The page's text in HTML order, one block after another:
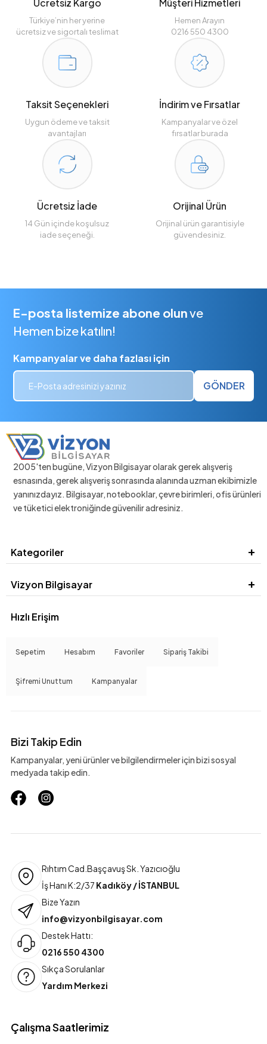
Ücretsiz Kargo
Türkiye’nin her yerine
ücretsiz ve sigortalı teslimat
Müşteri Hizmetleri
Hemen Arayın
0216 550 4300
Taksit Seçenekleri
Uygun ödeme ve taksit
avantajları
İndirim ve Fırsatlar
Kampanyalar ve özel
fırsatlar burada
Ücretsiz İade
14 Gün içinde koşulsuz
iade seçeneği.
Orijinal Ürün
Orijinal ürün garantisiyle
güvendesiniz.
E-posta listemize abone olunve
Hemen bize katılın!
Kampanyalar ve daha fazlası için
GÖNDER
2005'ten bugüne, Vizyon Bilgisayar olarak gerek alışveriş
esnasında, gerek alışveriş sonrasında alanında uzman ekibimizle
yanınızdayız. Bilgisayar, notebooklar, çevre birimleri, ofis ürünleri
ve tüketici elektroniğinde güvenilir adresiniz.
Kategoriler
Vizyon Bilgisayar
Hızlı Erişim
Sepetim Hesabım Favoriler Sipariş Takibi
Şifremi Unuttum Kampanyalar
Bizi Takip Edin
Kampanyalar, yeni ürünler ve bilgilendirmeler için bizi sosyal
medyada takip edin.
Rıhtım Cad.Başçavuş Sk. Yazıcıoğlu
İş Hanı K:2/37 Kadıköy / İSTANBUL
Bize Yazın
info@vizyonbilgisayar.com
Destek Hattı:
0216 550 4300
Sıkça Sorulanlar
Yardım Merkezi
Çalışma Saatlerimiz